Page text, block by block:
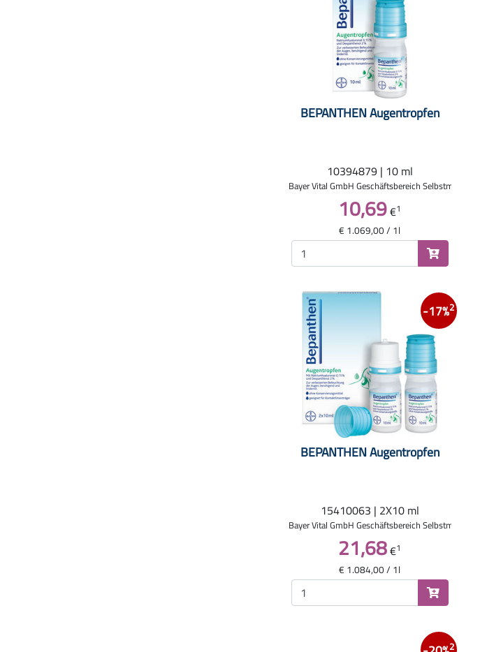
BEPANTHEN Augentropfen
10394879 | 10 ml
Bayer Vital GmbH Geschäftsbereich Selbstmedikation
10,69€1
€ 1.069,00 / 1l
-17%2
BEPANTHEN Augentropfen
15410063 | 2X10 ml
Bayer Vital GmbH Geschäftsbereich Selbstmedikation
21,68€1
€ 1.084,00 / 1l
2